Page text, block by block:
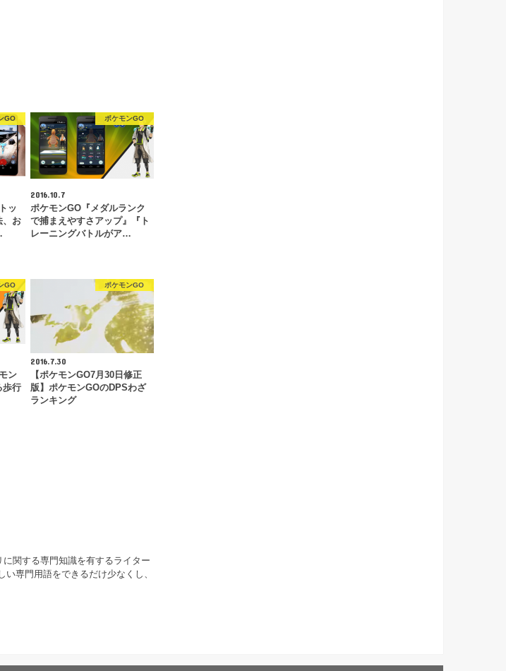
GO
ッ
、お
ポケモンGO
2016.10.7
ポケモンGO『メダルランク
で捕まえやすさアップ』『ト
レーニングバトルがア…
GO
ン
歩行
ポケモンGO
2016.7.30
【ポケモンGO7月30日修正
版】ポケモンGOのDPSわざ
ランキング
関する専門知識を有するライター
専門用語をできるだけ少なくし、